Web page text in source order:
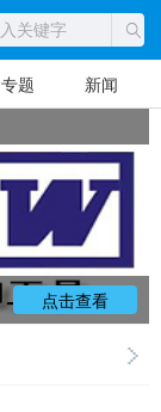
专题 新闻
点击查看